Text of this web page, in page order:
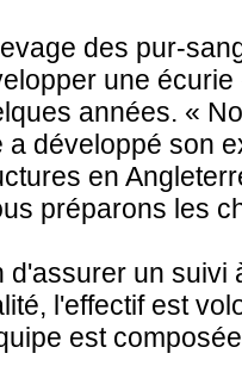
des pur-
une
années. «
a développé son
en
préparons les
d'assurer un suivi
l'effectif est
est